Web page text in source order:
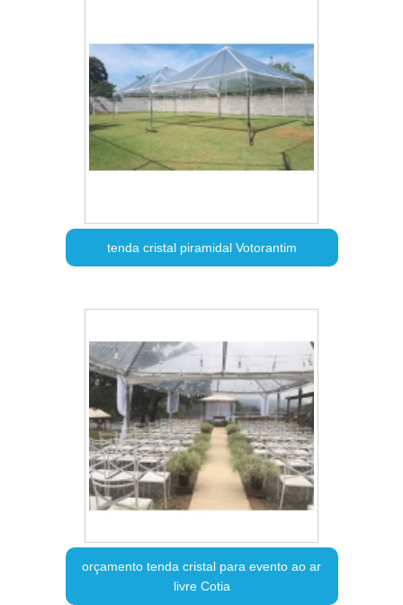
tenda cristal piramidal Votorantim
orçamento tenda cristal para evento ao ar
livre Cotia